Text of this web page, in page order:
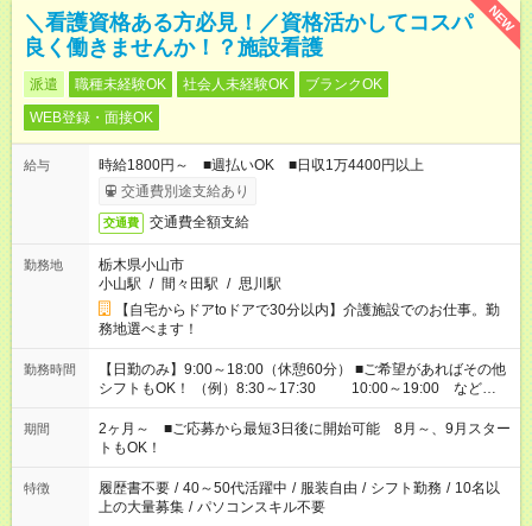
NEW
＼看護資格ある方必見！／資格活かしてコスパ
良く働きませんか！？施設看護
派遣 職種未経験OK 社会人未経験OK
ブランクOK
WEB登録・面接OK
給与
時給1800円～ ■週払いOK ■日収1万4400円以上
交通費別途支給あり
交通費 交通費全額支給
勤務地
栃木県小山市
小山駅 / 間々田駅 / 思川駅
【自宅からドアtoドアで30分以内】介護施設でのお仕事。勤
務地選べます！
勤務時間
【日勤のみ】9:00～18:00（休憩60分） ■ご希望があればその他
シフトもOK！ （例）8:30～17:30 10:00～19:00 など
「家族とお休みを合わせたい」 「できれば残業はしたくない」
など、あなたのご希望に沿ったお仕事をご紹介します！ ※Wワ
ーク希望の方へ 今ご覧のお仕事で希望する勤務時間と、もう1つ
のお仕事の勤務時間。 合計で週40時間を超える場合は応募でき
ません
期間
2ヶ月～ ■ご応募から最短3日後に開始可能 8月～、9月スター
トもOK！
特徴 履歴書不要 / 40～50代活躍中 / 服装自由 / シフト勤務 / 10名以
上の大量募集 / パソコンスキル不要